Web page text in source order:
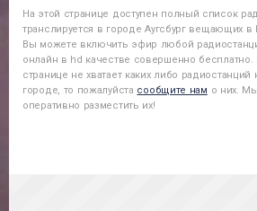
На этой странице доступен полный список
транслируется в городеАугсбургвещающих в
Вы можете включить эфир любой
онлайн в hd качестве совершенно бесплатно.
странице не хватает каких либо
городе, то пожалуйста сообщите нам о них.
оперативно разместить их!